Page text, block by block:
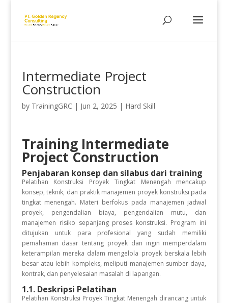
Intermediate Project
Construction
by TrainingGRC | Jun 2, 2025 | Hard Skill
Training Intermediate
Project Construction
Penjabaran konsep dan silabus dari training
Pelatihan Konstruksi Proyek Tingkat Menengah mencakup
konsep, teknik, dan praktik manajemen proyek konstruksi pada
tingkat menengah. Materi berfokus pada manajemen jadwal
proyek, pengendalian biaya, pengendalian mutu, dan
manajemen risiko sepanjang proses konstruksi. Program ini
ditujukan untuk para profesional yang sudah memiliki
pemahaman dasar tentang proyek dan ingin memperdalam
keterampilan mereka dalam mengelola proyek berskala lebih
besar atau lebih kompleks, meliputi manajemen sumber daya,
kontrak, dan penyelesaian masalah di lapangan.
1.1. Deskripsi Pelatihan
Pelatihan Konstruksi Proyek Tingkat Menengah dirancang untuk